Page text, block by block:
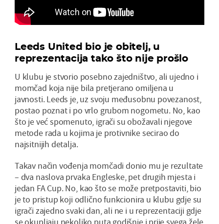
Leeds United bio je obitelj, u
reprezentacija tako što nije prošlo
U klubu je stvorio posebno zajedništvo, ali ujedno i
momčad koja nije bila pretjerano omiljena u
javnosti. Leeds je, uz svoju međusobnu povezanost,
postao poznat i po vrlo grubom nogometu. No, kao
što je već spomenuto, igrači su obožavali njegove
metode rada u kojima je protivnike secirao do
najsitnijih detalja.
Takav način vođenja momčadi donio mu je rezultate
– dva naslova prvaka Engleske, pet drugih mjesta i
jedan FA Cup. No, kao što se može pretpostaviti, bio
je to pristup koji odlično funkcionira u klubu gdje su
igrači zajedno svaki dan, ali ne i u reprezentaciji gdje